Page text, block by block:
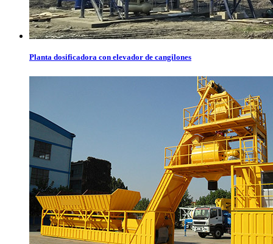
Planta dosificadora con elevador de cangilones